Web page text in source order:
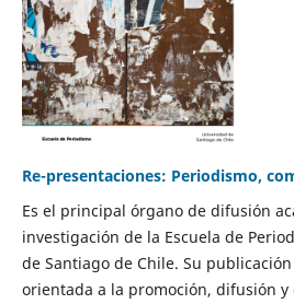
Re-presentaciones: Periodismo,
Es el principal órgano de difusión
investigación de la Escuela de
de Santiago de Chile. Su
orientada a la promoción, difusión y